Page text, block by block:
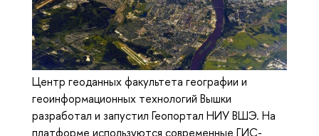
Центр геоданных факультета географии и
геоинформационных технологий Вышки
разработал и запустил Геопортал НИУ ВШЭ. На
платформе используются современные ГИС-